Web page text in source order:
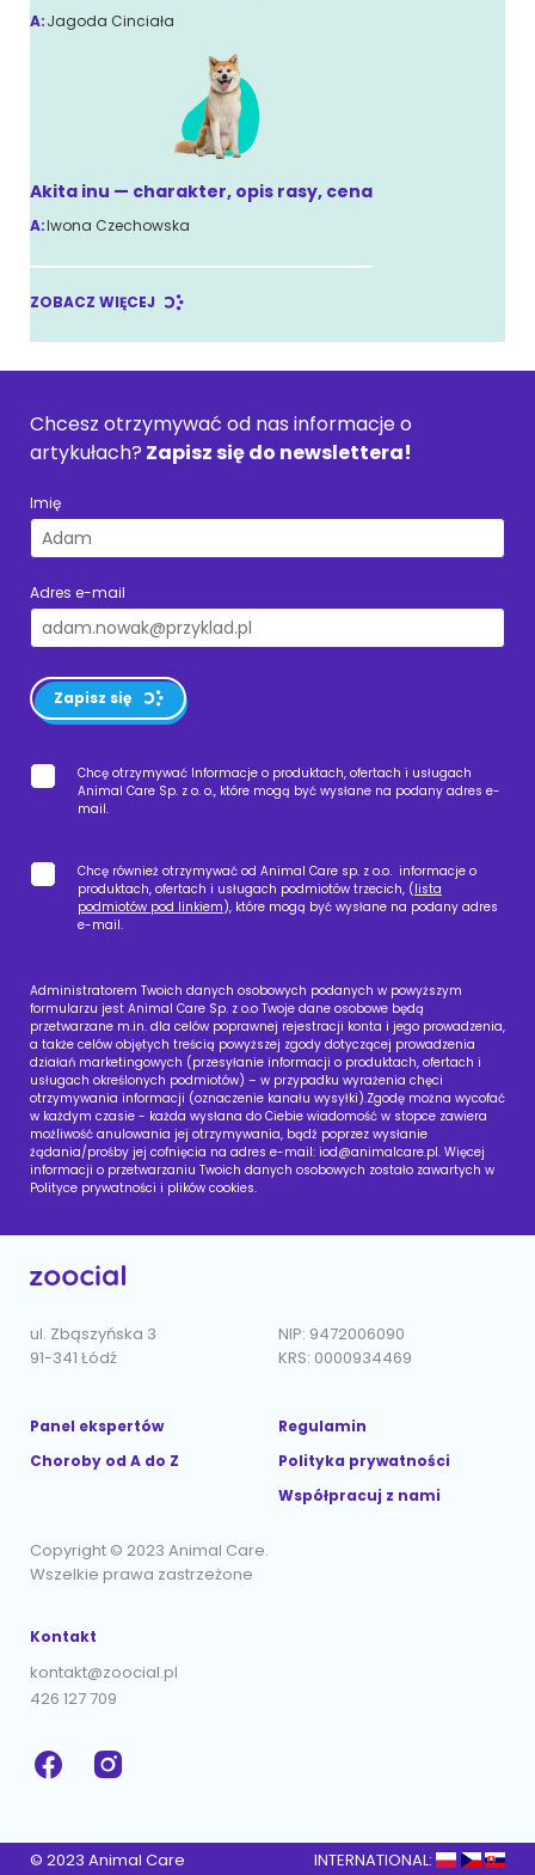
A:Jagoda Cinciała
Akita inu — charakter, opis rasy, cena
A:Iwona Czechowska
ZOBACZ WIĘCEJ
Chcesz otrzymywać od nas informacje o
artykułach? Zapisz się do newslettera!
Imię
Adres e-mail
Zapisz się
Chcę otrzymywać Informacje o produktach, ofertach i usługach
Animal Care Sp. z o. o., które mogą być wysłane na podany adres e-
mail.
Chcę również otrzymywać od Animal Care sp. z o.o. informacje o
produktach, ofertach i usługach podmiotów trzecich, (lista
podmiotów pod linkiem), które mogą być wysłane na podany adres
e-mail.
Administratorem Twoich danych osobowych podanych w powyższym
formularzu jest Animal Care Sp. z o.o Twoje dane osobowe będą
przetwarzane m.in. dla celów poprawnej rejestracji konta i jego prowadzenia,
a także celów objętych treścią powyższej zgody dotyczącej prowadzenia
działań marketingowych (przesyłanie informacji o produktach, ofertach i
usługach określonych podmiotów) – w przypadku wyrażenia chęci
otrzymywania informacji (oznaczenie kanału wysyłki).Zgodę można wycofać
w każdym czasie - każda wysłana do Ciebie wiadomość w stopce zawiera
możliwość anulowania jej otrzymywania, bądź poprzez wysłanie
żądania/prośby jej cofnięcia na adres e-mail: iod@animalcare.pl. Więcej
informacji o przetwarzaniu Twoich danych osobowych zostało zawartych w
Polityce prywatności i plików cookies.
ul. Zbąszyńska 3
91-341 Łódź
NIP: 9472006090
KRS: 0000934469
Panel ekspertów
Choroby od A do Z
Regulamin
Polityka prywatności
Współpracuj z nami
Copyright © 2023 Animal Care.
Wszelkie prawa zastrzeżone
Kontakt
kontakt@zoocial.pl
426 127 709
© 2023 Animal Care INTERNATIONAL: